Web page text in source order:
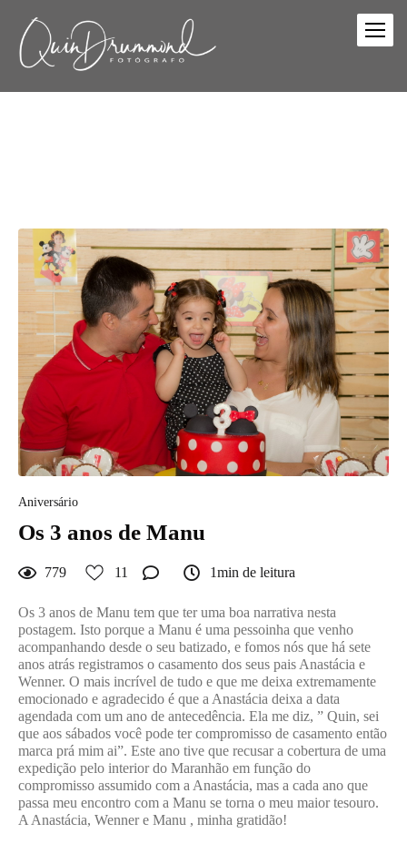
Aniversário
Os 3 anos de Manu
779 11 1min de leitura
Os 3 anos de Manu tem que ter uma boa narrativa nesta
postagem. Isto porque a Manu é uma pessoinha que venho
acompanhando desde o seu batizado, e fomos nós que há sete
anos atrás registramos o casamento dos seus pais Anastácia e
Wenner. O mais incrível de tudo e que me deixa extremamente
emocionado e agradecido é que a Anastácia deixa a data
agendada com um ano de antecedência. Ela me diz, ” Quin, sei
que aos sábados você pode ter compromisso de casamento então
marca prá mim ai”. Este ano tive que recusar a cobertura de uma
expedição pelo interior do Maranhão em função do
compromisso assumido com a Anastácia, mas a cada ano que
passa meu encontro com a Manu se torna o meu maior tesouro.
A Anastácia, Wenner e Manu , minha gratidão!